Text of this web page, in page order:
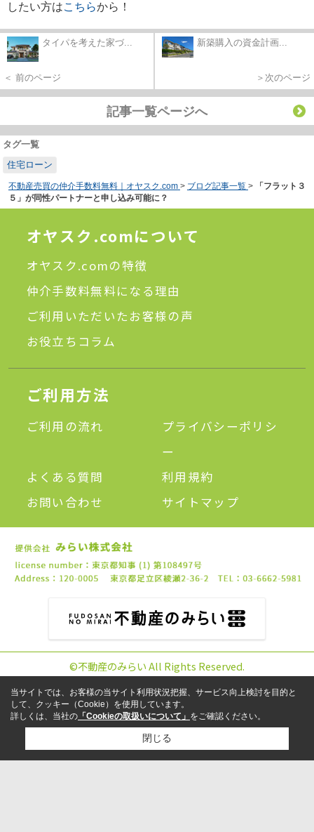
したい方はこちらから！
タイパを考えた家づ...
＜ 前のページ
新築購入の資金計画...
＞次のページ
記事一覧ページへ
タグ一覧
住宅ローン
不動産売買の仲介手数料無料｜オヤスク.com > ブログ記事一覧 >
「フラット３
５」が同性パートナーと申し込み可能に？
オヤスク.comについて
オヤスク.comの特徴
仲介手数料無料になる理由
ご利用いただいたお客様の声
お役立ちコラム
ご利用方法
ご利用の流れ
プライバシーポリシ
ー
よくある質問
利用規約
お問い合わせ
サイトマップ
©不動産のみらい All Rights Reserved.
当サイトでは、お客様の当サイト利用状況把握、サービス向上検討を目的と
して、クッキー（Cookie）を使用しています。
詳しくは、当社の 「Cookieの取扱いについて」 をご確認ください。
閉じる